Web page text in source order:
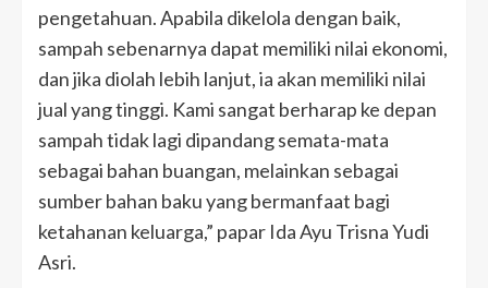
pengetahuan. Apabila dikelola dengan baik,
sampah sebenarnya dapat memiliki nilai ekonomi,
dan jika diolah lebih lanjut, ia akan memiliki nilai
jual yang tinggi. Kami sangat berharap ke depan
sampah tidak lagi dipandang semata-mata
sebagai bahan buangan, melainkan sebagai
sumber bahan baku yang bermanfaat bagi
ketahanan keluarga,” papar Ida Ayu Trisna Yudi
Asri.